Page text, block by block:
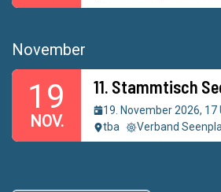
November
19
NOV.
11. Stammtisch
19. November 2026, 17
tba
Verband